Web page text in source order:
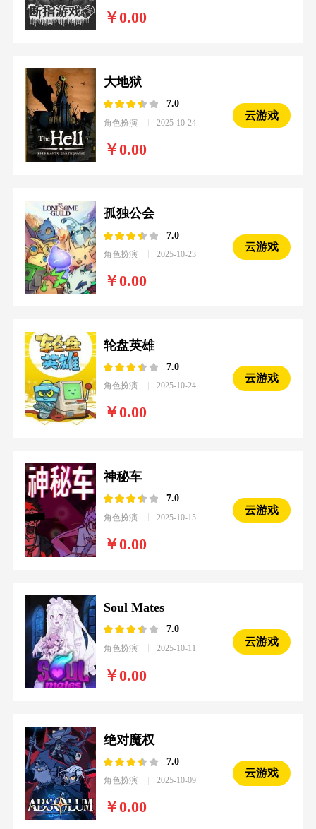
0.00
大地狱
7.0
角色扮演 2025-10-24
0.00
云游戏
孤独公会
7.0
角色扮演 2025-10-23
0.00
云游戏
轮盘英雄
7.0
角色扮演 2025-10-24
0.00
云游戏
神秘车
7.0
角色扮演 2025-10-15
0.00
云游戏
Soul Mates
7.0
角色扮演 2025-10-11
0.00
云游戏
绝对魔权
7.0
角色扮演 2025-10-09
0.00
云游戏